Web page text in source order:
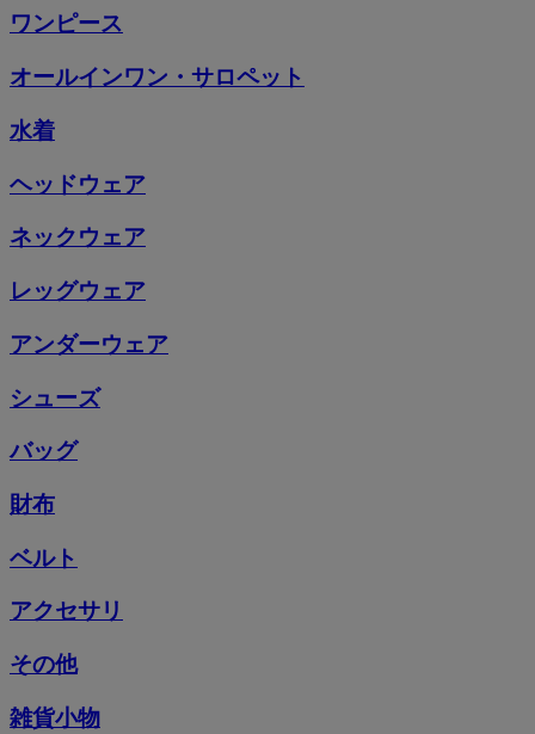
ワンピース
オールインワン・サロペット
水着
ヘッドウェア
ネックウェア
レッグウェア
アンダーウェア
シューズ
バッグ
財布
ベルト
アクセサリ
その他
雑貨小物